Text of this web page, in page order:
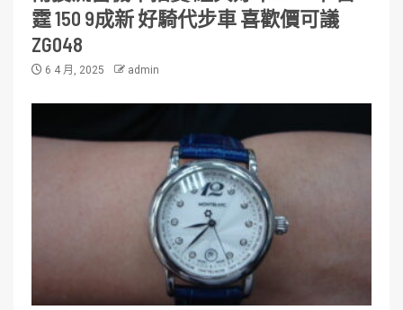
霆 150 9成新 好騎代步車 喜歡價可議
ZG048
6 4 月, 2025 admin